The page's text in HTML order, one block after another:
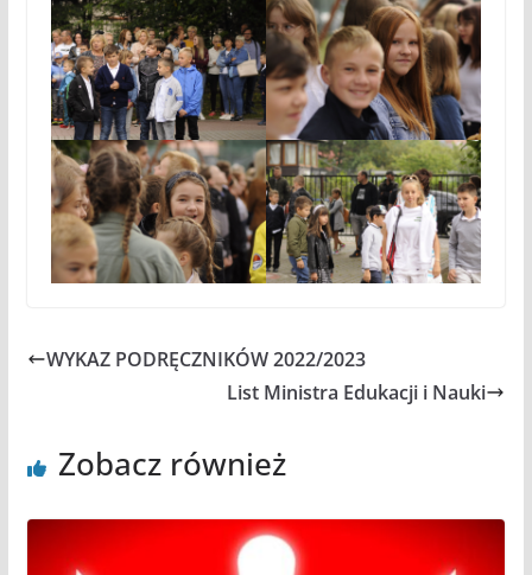
WYKAZ PODRĘCZNIKÓW 2022/2023
List Ministra Edukacji i Nauki
Zobacz również